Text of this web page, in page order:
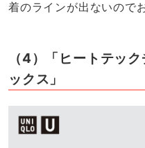
着のラインが出ないので
（4）「ヒートテッ
ックス」